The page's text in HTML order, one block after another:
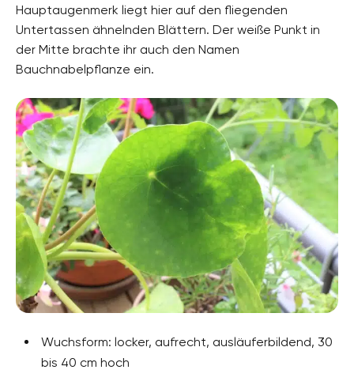
Hauptaugenmerk liegt hier auf den fliegenden
Untertassen ähnelnden Blättern. Der weiße Punkt in
der Mitte brachte ihr auch den Namen
Bauchnabelpflanze ein.
Wuchsform: locker, aufrecht, ausläuferbildend, 30
bis 40 cm hoch